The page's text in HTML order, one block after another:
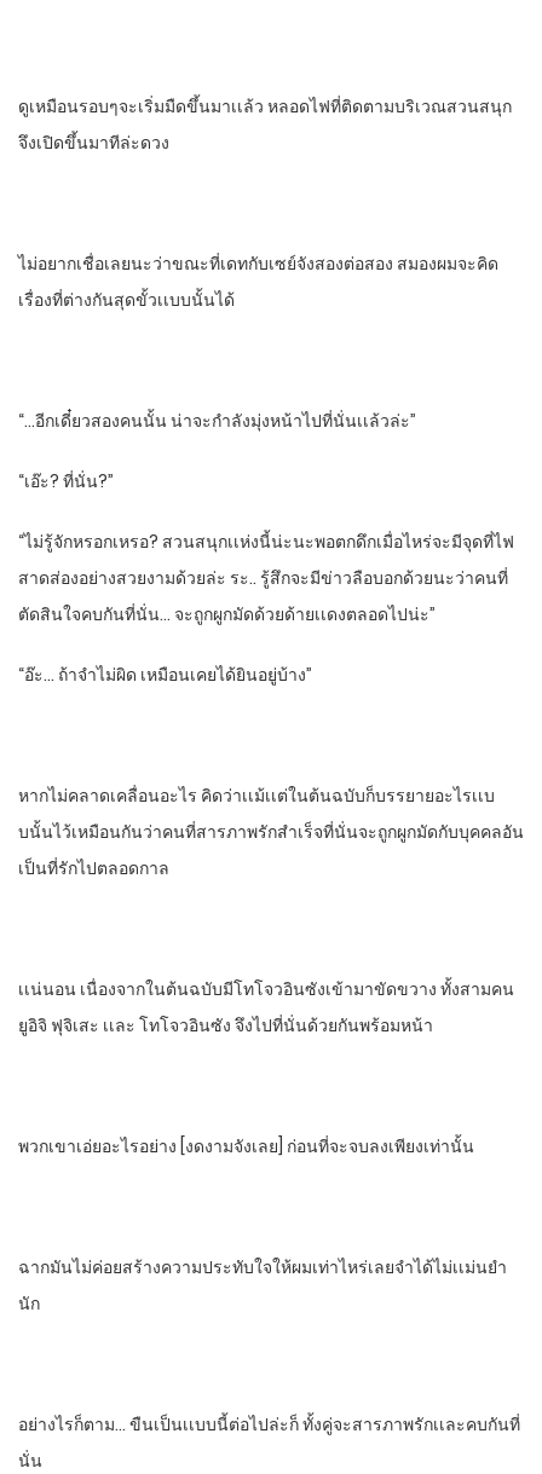
ดูเหมือนรอบๆจะเริ่มมืดขึ้นมาเเล้ว​ หลอดไฟที่ติดตามบริเวณสวนสนุก
จึงเปิดขึ้นมาทีล่ะดวง
ไม่อยากเชื่อเลย​นะว่าขณะที่เดทกับเซย์จังสองต่อสอง​ สมองผมจะคิด
เรื่องที่ต่างกันสุดขั้วเเบบนั้นได้
“…อีกเดี๋ยวสองคนนั้น​ น่าจะกําลังมุ่งหน้าไป​ที่นั่นเเล้วล่ะ”
“เอ๊ะ? ที่นั่น?”
“ไม่รู้จักหรอกเหรอ? สวนสนุกเเห่งนี้น่ะนะพอตกดึกเมื่อไหร่​จะมีจุดที่ไฟ
สาดส่องอย่างสวยงามด้วยล่ะ​ ระ.. รู้สึกจะมีข่าวลือบอกด้วยนะว่าคนที่
ตัดสินใจคบกันที่นั่น… จะถูกผูกมัดด้วยด้ายเเดงตลอดไปน่ะ”
“อ๊ะ… ถ้าจําไม่ผิด​ เหมือนเคยได้ยินอยู่บ้าง”
หากไม่คลาดเคลื่อน​อะไร​ คิดว่าเเม้เเต่ในต้นฉบับก็บรรยายอะไรเเบ
บนั้นไว้เหมือนกันว่าคนที่สารภาพรัก​สําเร็จที่นั่น​จะถูกผูกมัดกับบุคคลอัน
เป็นที่รักไปตลอดกาล
เเน่นอน​ เนื่องจากในต้นฉบับมีโทโจวอินซังเข้ามาขัดขวาง​ ทั้งสาม​คน
ยูอิจิ​ ฟุจิเสะ​ เเละ​ โทโจวอินซัง​ จึงไปที่นั่นด้วยกันพร้อมหน้า
พวกเขาเอ่ยอะไรอย่าง​ [งดงามจังเลย]​ ก่อนที่จะจบลงเพียงเท่านั้น
ฉากมันไม่ค่อยสร้างความประทับใจให้ผมเท่าไหร่เลยจําได้ไม่เเม่นยํา
นัก
อย่างไรก็ตาม… ขืนเป็นเเบบนี้ต่อไป​ล่ะก็ ทั้งคู่จะสารภาพรักเเละคบกันที่
นั่น